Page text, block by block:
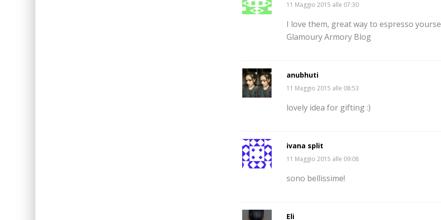
11 Maggio 2015 alle 07:30
I love them, great way to espresso
Glamoury Armory Blog
anubhuti
11 Maggio 2015 alle 08:53
lovely idea for gifting :)
ivana split
11 Maggio 2015 alle 09:08
sono bellissime!
Eli